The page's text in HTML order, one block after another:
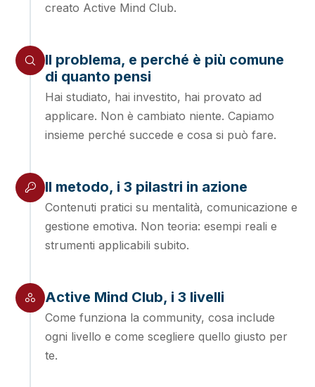
creato Active Mind Club.
Il problema, e perché è più comune
di quanto pensi
Hai studiato, hai investito, hai provato ad
applicare. Non è cambiato niente. Capiamo
insieme perché succede e cosa si può fare.
Il metodo, i 3 pilastri in azione
Contenuti pratici su mentalità, comunicazione e
gestione emotiva. Non teoria: esempi reali e
strumenti applicabili subito.
Active Mind Club, i 3 livelli
Come funziona la community, cosa include
ogni livello e come scegliere quello giusto per
te.